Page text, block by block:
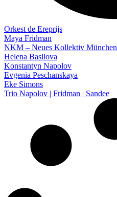
Orkest de Ereprijs
Maya Fridman
NKM – Neues Kollektiv München
Helena Basilova
Konstantyn Napolov
Evgenia Peschanskaya
Eke Simons
Trio Napolov | Fridman | Sandee